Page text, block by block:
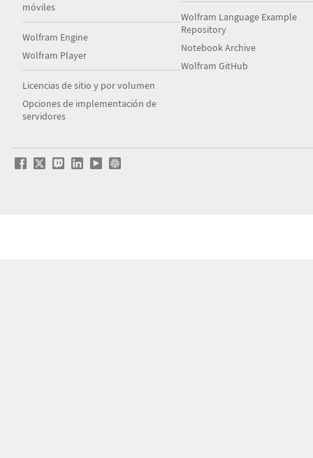
móviles
Wolfram Engine
Wolfram Player
Licencias de sitio y por volumen
Opciones de implementación de
servidores
Wolfram Language Example
Repository
Notebook Archive
Wolfram GitHub